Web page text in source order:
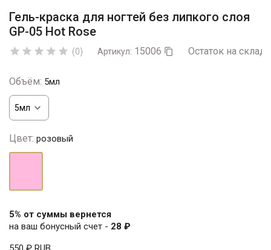
Гель-краска для ногтей без липкого слоя
GP-05 Hot Rose
     (0) Артикул: 15006  Остаток на
Объём: 5мл
Цвет: розовый
5% от суммы вернется
на ваш бонусный счет - 28 ₽